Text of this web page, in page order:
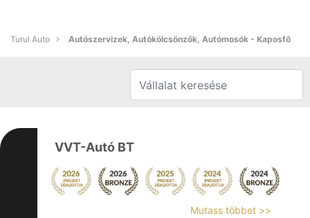
Turul Auto Autószervizek, Autókölcsönzők, Autómosók - Kaposfő
VVT-Autó BT
Mutass többet >>